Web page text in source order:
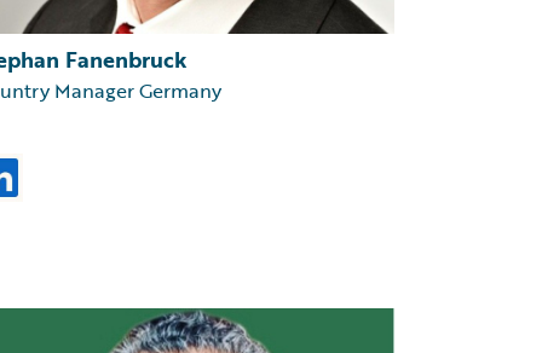
Fanenbruck
Manager Germany